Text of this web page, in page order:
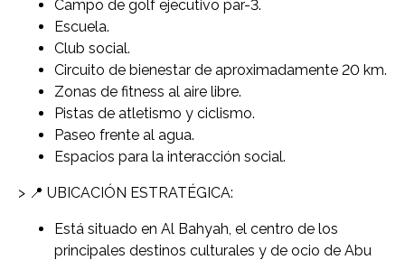
Campo de golf ejecutivo par-3.
Escuela.
Club social.
Circuito de bienestar de aproximadamente 20 km.
Zonas de fitness al aire libre.
Pistas de atletismo y ciclismo.
Paseo frente al agua.
Espacios para la interacción social.
> 📍 UBICACIÓN ESTRATÉGICA:
Está situado en Al Bahyah, el centro de los
principales destinos culturales y de ocio de Abu